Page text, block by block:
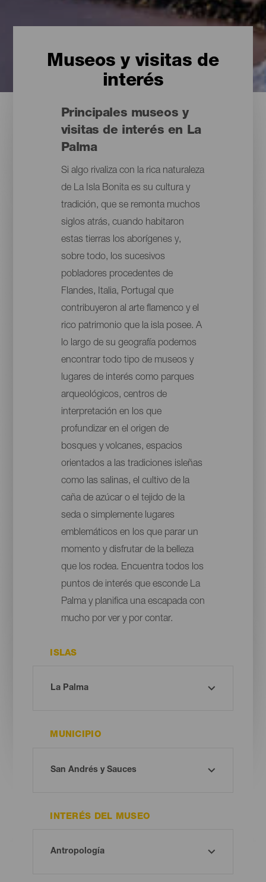
Museos y visitas de
interés
Principales museos y
visitas de interés en La
Palma
Si algo rivaliza con la rica naturaleza
de La Isla Bonita es su cultura y
tradición, que se remonta muchos
siglos atrás, cuando habitaron
estas tierras los aborígenes y,
sobre todo, los sucesivos
pobladores procedentes de
Flandes, Italia, Portugal que
contribuyeron al arte flamenco y el
rico patrimonio que la isla posee. A
lo largo de su geografía podemos
encontrar todo tipo de museos y
lugares de interés como parques
arqueológicos, centros de
interpretación en los que
profundizar en el origen de
bosques y volcanes, espacios
orientados a las tradiciones isleñas
como las salinas, el cultivo de la
caña de azúcar o el tejido de la
seda o simplemente lugares
emblemáticos en los que parar un
momento y disfrutar de la belleza
que los rodea. Encuentra todos los
puntos de interés que esconde La
Palma y planifica una escapada con
mucho por ver y por contar.
ISLAS
MUNICIPIO
INTERÉS DEL MUSEO